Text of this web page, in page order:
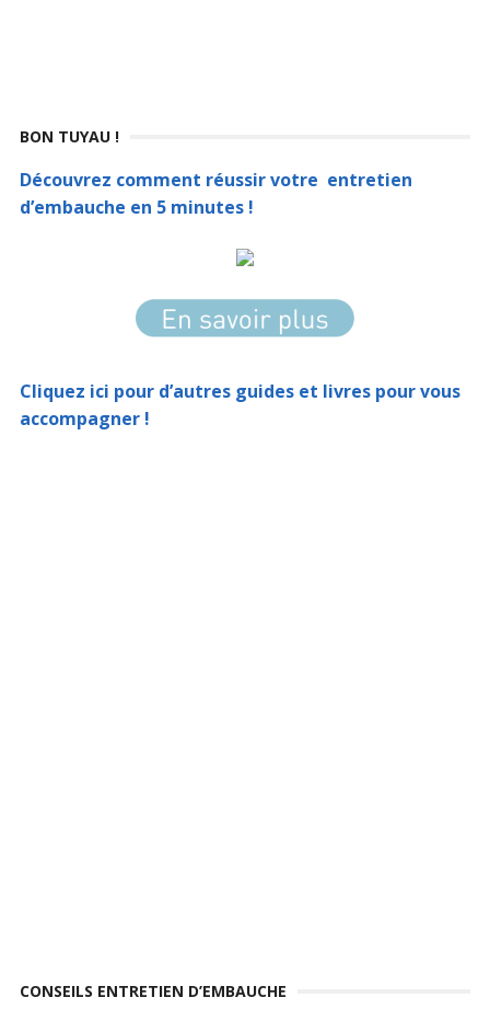
BON TUYAU !
Découvrez comment réussir votre entretien
d’embauche en 5 minutes !
Cliquez ici pour d’autres guides et livres pour vous
accompagner !
CONSEILS ENTRETIEN D’EMBAUCHE